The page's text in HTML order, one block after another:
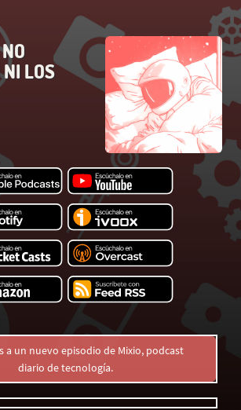
LOS
a un nuevo episodio de Mixio, podcast
diario de tecnología.